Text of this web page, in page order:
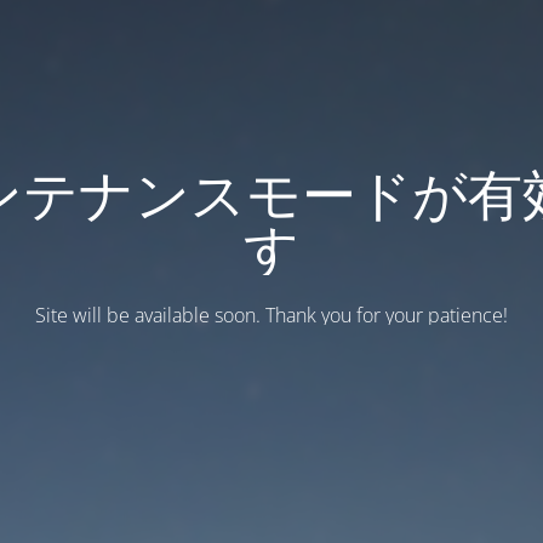
テナンスモードが有
す
Site will be available soon. Thank you for your patience!